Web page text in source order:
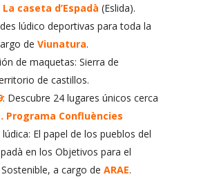
La caseta d’Espadà (Eslida).
lúdico deportivas para toda la
de Viunatura.
de maquetas: Sierra de
de castillos.
: Descubre 24 lugares únicos cerca
Programa Confluències
El papel de los pueblos del
en los Objetivos para el
a cargo de ARAE.